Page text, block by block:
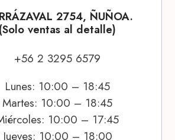
2754, ÑUÑOA.
(Solo ventas al detalle)
+56 2 3295 6579
Lunes: 10:00 – 18:45
Martes: 10:00 – 18:45
10:00 – 17:45
Jueves: 10:00 – 18:00